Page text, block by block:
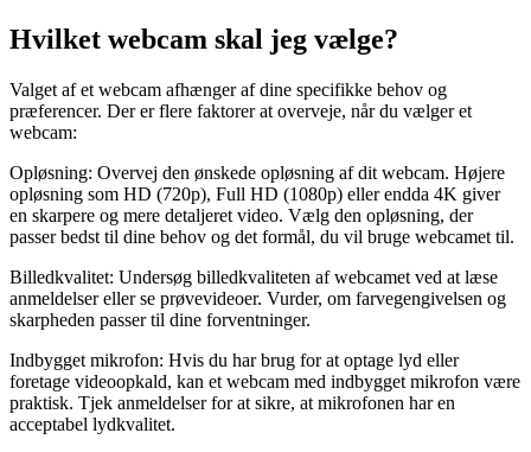
Hvilket webcam skal jeg vælge?
Valget af et webcam afhænger af dine specifikke behov og
præferencer. Der er flere faktorer at overveje, når du vælger et
webcam:
Opløsning: Overvej den ønskede opløsning af dit webcam. Højere
opløsning som HD (720p), Full HD (1080p) eller endda 4K giver
en skarpere og mere detaljeret video. Vælg den opløsning, der
passer bedst til dine behov og det formål, du vil bruge webcamet til.
Billedkvalitet: Undersøg billedkvaliteten af webcamet ved at læse
anmeldelser eller se prøvevideoer. Vurder, om farvegengivelsen og
skarpheden passer til dine forventninger.
Indbygget mikrofon: Hvis du har brug for at optage lyd eller
foretage videoopkald, kan et webcam med indbygget mikrofon være
praktisk. Tjek anmeldelser for at sikre, at mikrofonen har en
acceptabel lydkvalitet.